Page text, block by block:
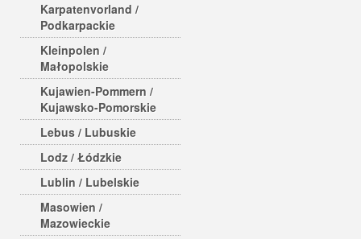
Karpatenvorland /
Podkarpackie
Kleinpolen /
Małopolskie
Kujawien-Pommern /
Kujawsko-Pomorskie
Lebus / Lubuskie
Lodz / Łódzkie
Lublin / Lubelskie
Masowien /
Mazowieckie